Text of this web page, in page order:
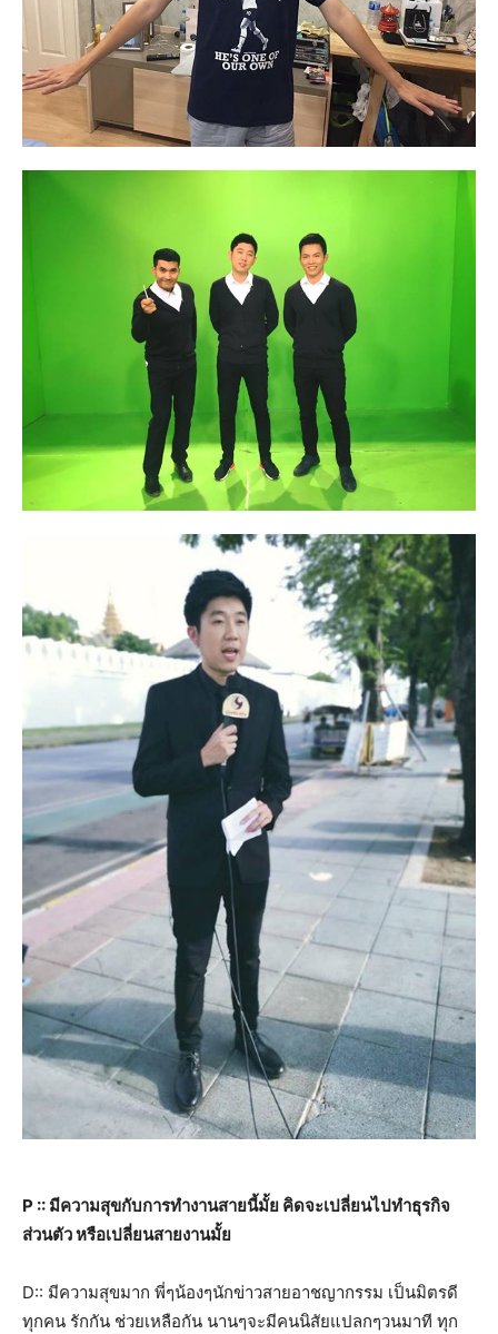
P :: มีความสุขกับการทำงานสายนี้มั้ย คิดจะเปลี่ยนไปทำธุรกิจ
ส่วนตัว หรือเปลี่ยนสายงานมั้ย
D:: มีความสุขมาก พี่ๆน้องๆนักข่าวสายอาชญากรรม เป็นมิตรดี
ทุกคน รักกัน ช่วยเหลือกัน นานๆจะมีคนนิสัยแปลกๆวนมาที ทุก